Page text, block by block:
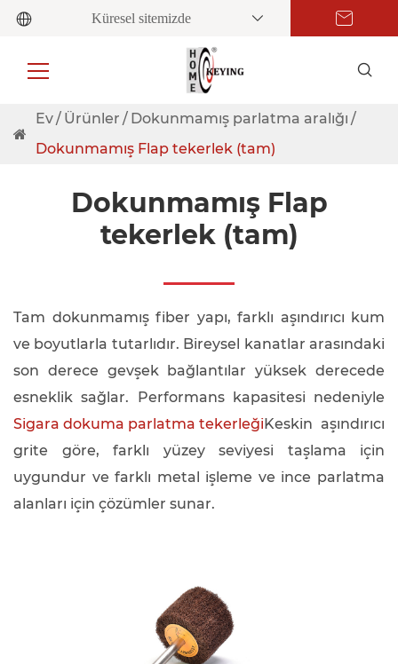
Küresel sitemizde
Ev Ürünler
Dokunmamış parlatma aralığı
Dokunmamış Flap tekerlek (tam)
Dokunmamış Flap
tekerlek (tam)
Tam dokunmamış fiber yapı, farklı aşındırıcı kum
ve boyutlarla tutarlıdır. Bireysel kanatlar arasındaki
son derece gevşek bağlantılar yüksek derecede
esneklik sağlar. Performans kapasitesi nedeniyle
Sigara dokuma parlatma tekerleğiKeskin aşındırıcı
grite göre, farklı yüzey seviyesi taşlama için
uygundur ve farklı metal işleme ve ince parlatma
alanları için çözümler sunar.